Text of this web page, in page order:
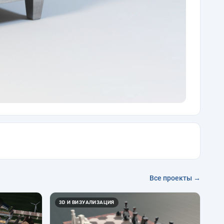
Все проекты →
3D И ВИЗУАЛИЗАЦИЯ